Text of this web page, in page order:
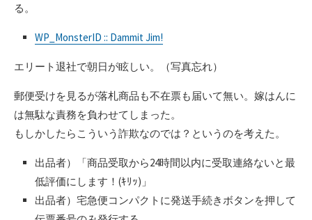
る。
WP_MonsterID :: Dammit Jim!
エリート退社で朝日が眩しい。（写真忘れ）
郵便受けを見るが落札商品も不在票も届いて無い。嫁はんに
は無駄な責務を負わせてしまった。
もしかしたらこういう詐欺なのでは？というのを考えた。
出品者）「商品受取から24時間以内に受取連絡ないと最
低評価にします！(ｷﾘｯ)」
出品者）宅急便コンパクトに発送手続きボタンを押して